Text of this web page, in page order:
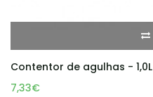
Contentor de agulhas - 1,0L
7,33€